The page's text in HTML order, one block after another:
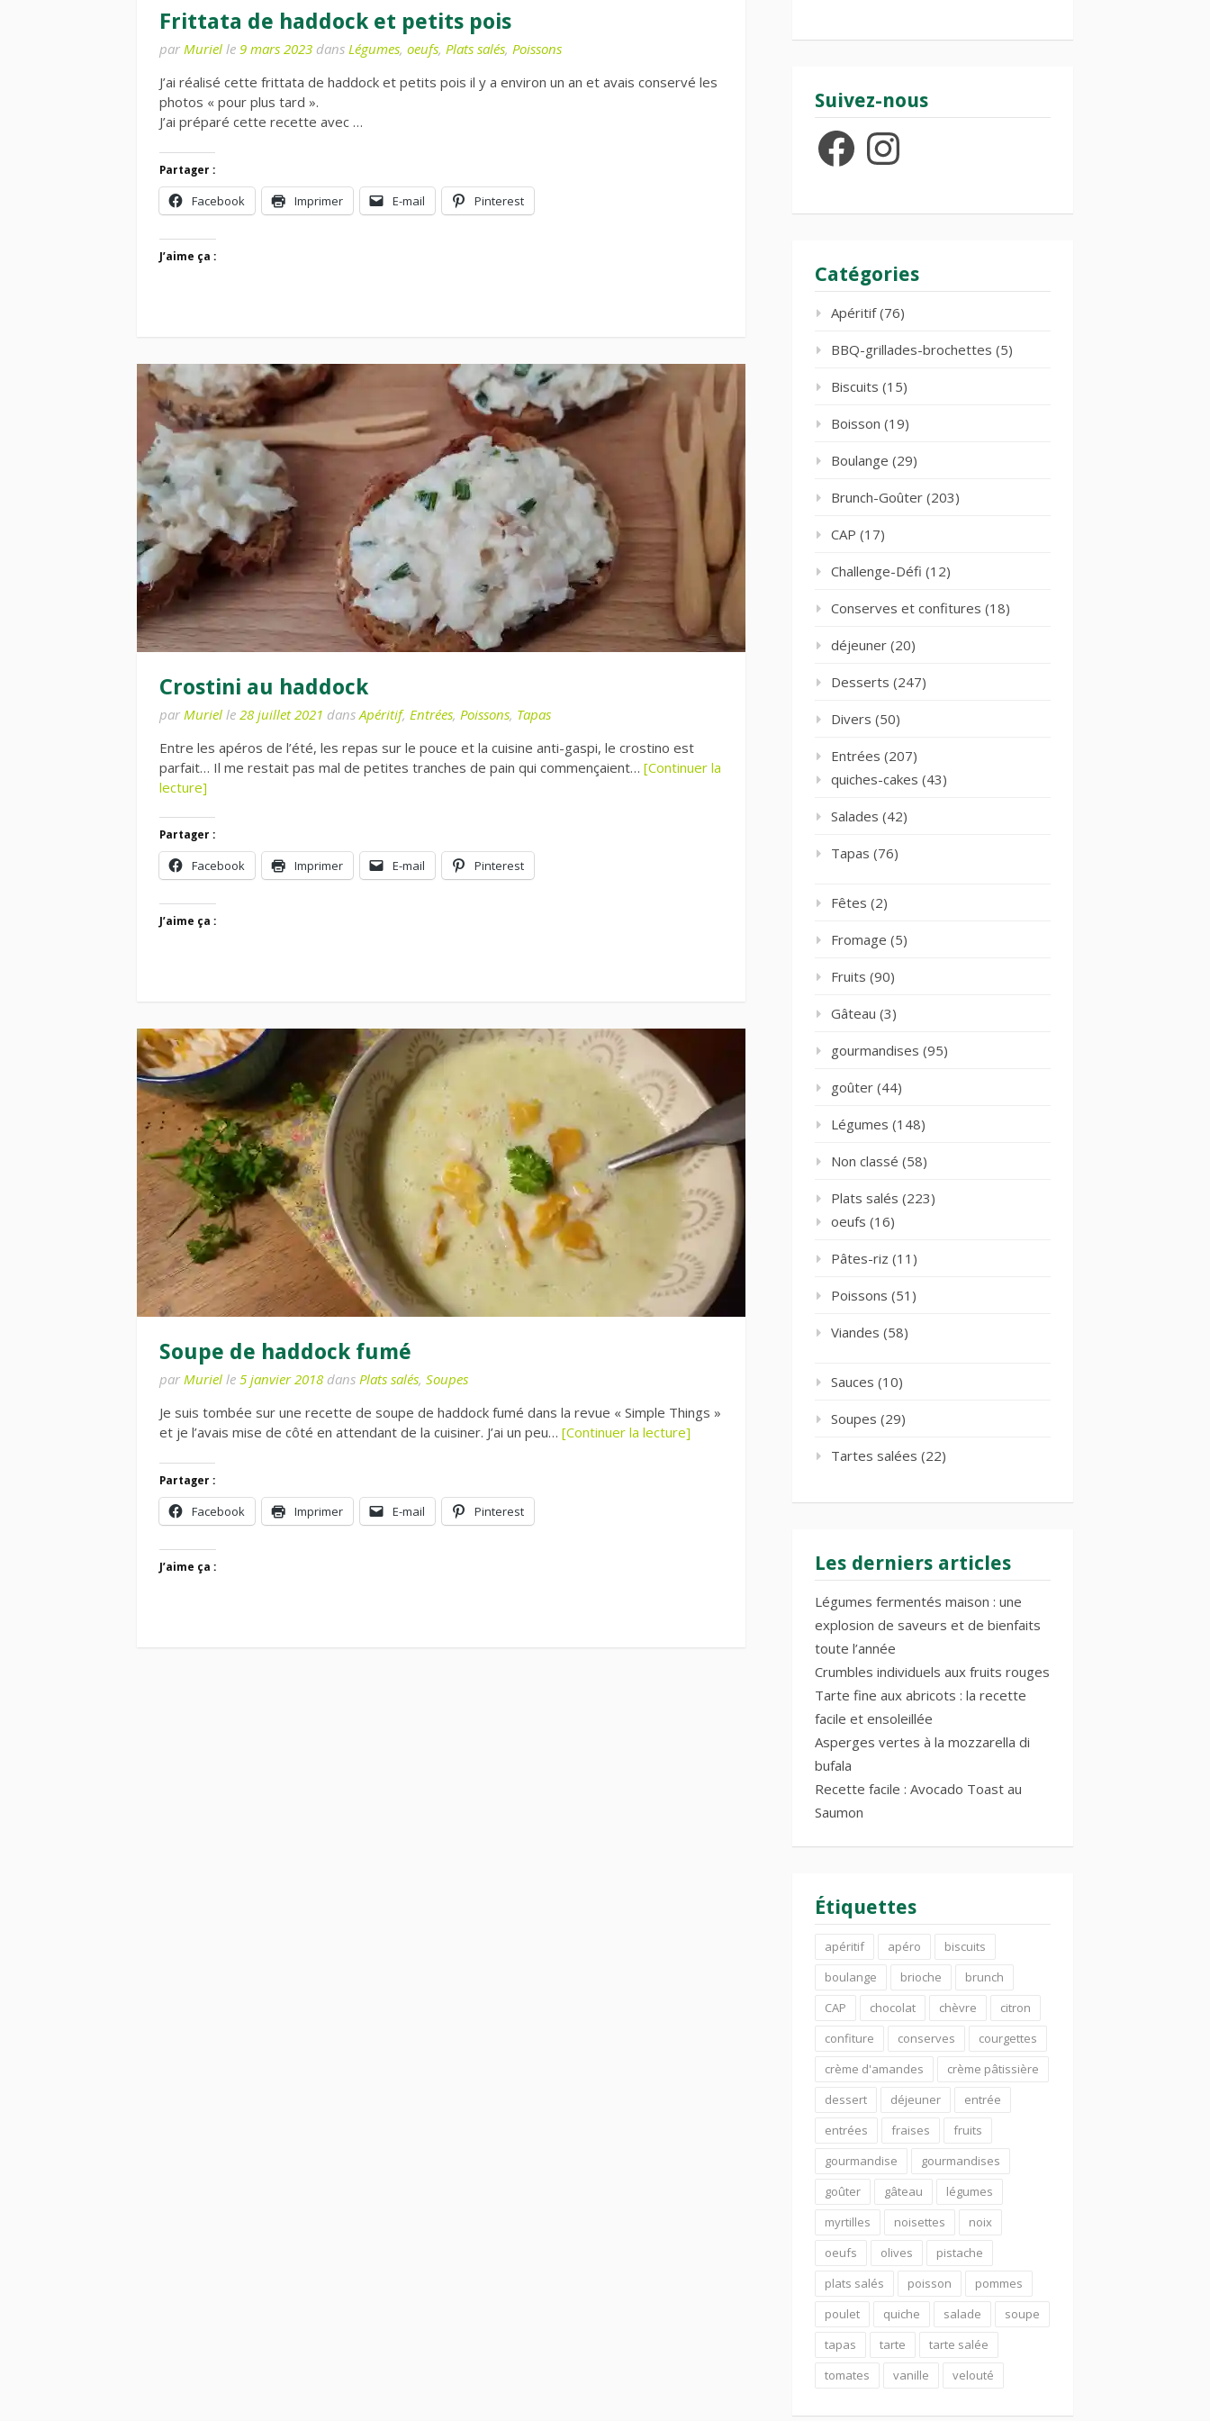
Frittata de haddock et petits pois
par Muriel le 9 mars 2023 dans Légumes, oeufs, Plats salés, Poissons
J’ai réalisé cette frittata de haddock et petits pois il y a environ un an et avais conservé les
photos « pour plus tard ».
J’ai préparé cette recette avec …
Partager :
Facebook Imprimer E-mail Pinterest
J’aime ça :
Crostini au haddock
par Muriel le 28 juillet 2021 dans Apéritif, Entrées, Poissons, Tapas
Entre les apéros de l’été, les repas sur le pouce et la cuisine anti-gaspi, le crostino est
parfait… Il me restait pas mal de petites tranches de pain qui commençaient… [Continuer la
lecture]
Partager :
Facebook Imprimer E-mail Pinterest
J’aime ça :
Soupe de haddock fumé
par Muriel le 5 janvier 2018 dans Plats salés, Soupes
Je suis tombée sur une recette de soupe de haddock fumé dans la revue « Simple Things »
et je l’avais mise de côté en attendant de la cuisiner. J’ai un peu… [Continuer la lecture]
Partager :
Facebook Imprimer E-mail Pinterest
J’aime ça :
Suivez-nous
FacebookInstagram
Catégories
Apéritif(76)
BBQ-grillades-brochettes (5)
Biscuits (15)
Boisson (19)
Boulange (29)
Brunch-Goûter (203)
CAP (17)
Challenge-Défi (12)
Conserves et confitures (18)
déjeuner (20)
Desserts (247)
Divers (50)
Entrées (207)
quiches-cakes (43)
Salades (42)
Tapas (76)
Fêtes (2)
Fromage (5)
Fruits (90)
Gâteau (3)
gourmandises (95)
goûter (44)
Légumes (148)
Non classé (58)
Plats salés (223)
oeufs (16)
Pâtes-riz (11)
Poissons (51)
Viandes (58)
Sauces (10)
Soupes (29)
Tartes salées (22)
Les derniers articles
Légumes fermentés maison : une
explosion de saveurs et de bienfaits
toute l’année
Crumbles individuels aux fruits rouges
Tarte fine aux abricots : la recette
facile et ensoleillée
Asperges vertes à la mozzarella di
bufala
Recette facile : Avocado Toast au
Saumon
Étiquettes
apéritif apéro
biscuits
boulange
brioche
brunch
CAP
chocolat chèvre
citron
confiture
conserves
courgettes
crème d'amandes
crème pâtissière
dessert
déjeuner
entrée
entrées
fraises
fruits
gourmandise
gourmandises
goûter
gâteau
légumes
myrtilles
noisettes
noix
oeufs
olives
pistache
plats salés
poisson
pommes
poulet
quiche salade
soupe
tapas
tarte
tarte salée
tomates
vanille velouté